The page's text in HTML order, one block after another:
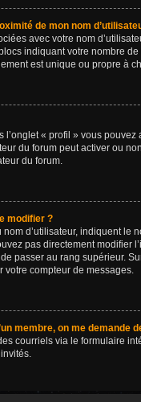
de mon nom
avec votre nom
indiquant votre nombre
est unique ou propre à
l’onglet « profil » vous
du forum peut activer ou
du forum.
modifier ?
d’utilisateur, indiquent
pas directement modifier
passer au rang supérieur.
votre compteur de messages.
membre, on me demande
courriels via le formulaire